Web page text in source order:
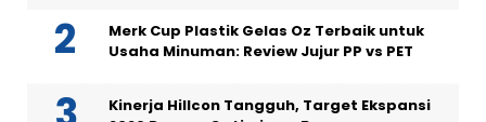
Merk Cup Plastik Gelas Oz Terbaik untuk
Usaha Minuman: Review Jujur PP vs PET
Kinerja Hillcon Tangguh, Target Ekspansi